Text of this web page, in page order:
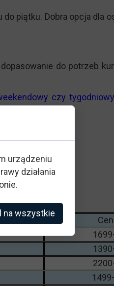
piątku. Dobra opcja dla
do potrzeb
czy
urządzeniu
działania
na wszystkie